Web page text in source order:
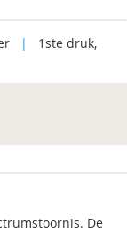
|
1ste druk,
De